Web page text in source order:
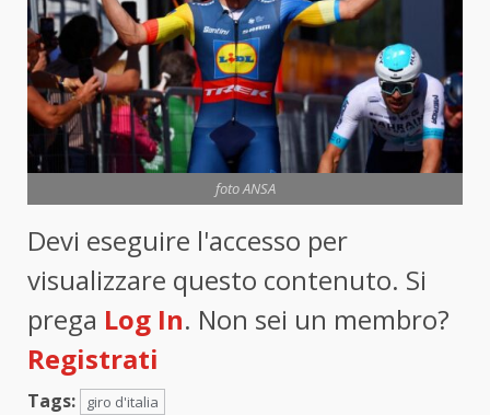
foto ANSA
Devi eseguire l'accesso per
visualizzare questo contenuto. Si
prega Log In. Non sei un membro?
Registrati
Tags: giro d'italia